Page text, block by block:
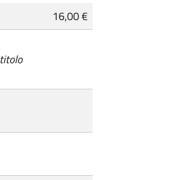
16,00 €